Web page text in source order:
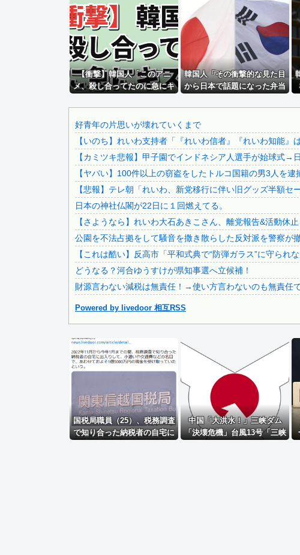
【悲報】ジ・Oが急に動かなくなった
【鹿児島】突然右折し路面電車と衝突 乗っていた男女3人は...
激混みのはずの東京駅で鍵が空いているコインロッカーが散見...
【🧟】「ゾンビたばこ売人」と肩組みショット「小園海斗」...
イオン爆発事故の遺族、社長発言にブチギレ「本当のことを話...
秋田県職員さん、会見をバスローブ＆喫煙スタイルで対応して...
滝沢秀明社長、熊本入り示唆「男手が必要。時間を見つけて行...
ショートスリーパー堀大輔、高須幹弥にブチギレ
【画像】 今のクソガキ共、これを見たこと無くて渡されたら...
ジャンポケ斎藤と代理人のやりとり、「地獄すぎて完全にコン...
【画像】 日本共産党の街宣車、ほんと碌でもないな
積水ハウス「地面師に55億円騙し取られた…」ワイ「はえー...
【動画】 移民受け入れ派のパヨおば、自分の家に来られたら...
彼氏が『この車』買おうとして私とケンカになってるんだけど...
【画像】 まま「なんかプール入ってたら学生にめっちゃ見ら...
【衝撃】韓国人「このアニ
メ、殺し合ってたのに急にキ
韓国人「その衝撃的な見た目
から日本で話題になった弁当
的な味なんだ…？（ﾌﾞﾙﾌﾞﾙ」
好青年の片思いが壊れていくまで
【いのち】れいわ支持者「『れいわ信者』『れいわ知能』
【カミツキ悲報】甲子園でインドネシア人選手が始球式→
【ヤバい】100件以上の窃盗をしたトルコ国籍の男3人を逮
【悲報】テレ朝「れいわ、新党移行に伴い旧グッズ半額セ
日本の神社仏閣が22日に１回燃えてる。
【さようなら】れいわ大石あきこさん、離党報告&活動休
公園を不法占拠をして騒音を撒き散らした反対派を警察が
【これは酷い】反高市「平和式典で“防弾ガラス”に守られ
どうなる？河合ゆうすけが県知事選へ立候補！
財源言わない減税は無責任！→使い方言わないのも無責任
Powered by livedoor 相互RSS
国税局職員（25）、税務調査
で知り合った納税者の自宅に
中国「大洪水！」三峡ダム
「決壊危機」台風13号「三峡